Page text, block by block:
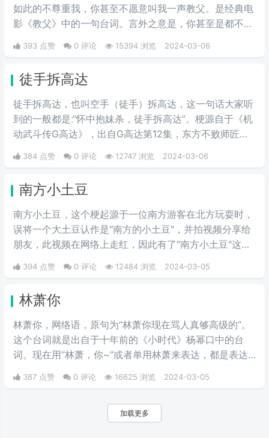
如此的不尊重我，你甚至不愿意叫我一声教父。是经典电
影《教父》中的一句台词。言外之意是，你甚至是都不拿
393 点赞 0 评论 15394 浏览 2024-03-06
徒手拆高达
徒手拆高达，也叫空手（徒手）拆高达，这一句话大家听
到的一般都是:“怀中抱妹杀，徒手拆高达”。梗源自于《机
动武斗传G高达》，出自G高达第12集，东方不败师匠首
是空手拆高达一梗的由来。
384 点赞 0 评论 12747 浏览 2024-03-06
南方小土豆
南方小土豆，这个梗起源于一位南方游客在北方玩耍时，
误将一个大土豆认作是"南方的小土豆"，并拍视频分享给
朋友，此视频在网络上走红，因此有了"南方小土豆"这个
394 点赞 0 评论 12484 浏览 2024-03-05
林萧你
林萧你，网络语，原句为“林萧你现在骂人真够高级的”。
这个台词就是出自于十年前的《小时代》杨幂口中的台
词。现在用“林萧，你~”或者单用林萧来表达，都是表达
情评判的时候运用的非常巧妙，就传说中的说话，不带脏
387 点赞 0 评论 16625 浏览 2024-03-05
加载更多